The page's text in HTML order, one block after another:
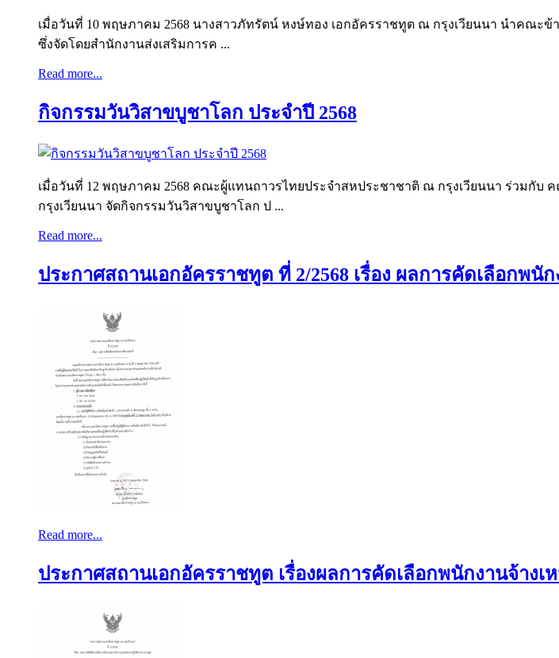
เมื่อวันที่ 10 พฤษภาคม 2568 นางสาวภัทรัตน์ หงษ์ทอง เอกอัครราชทูต ณ กรุงเวียนนา นำคณะข้า
ซึ่งจัดโดยสำนักงานส่งเสริมการค ...
Read more...
กิจกรรมวันวิสาขบูชาโลก ประจำปี 2568
เมื่อวันที่ 12 พฤษภาคม 2568 คณะผู้แทนถาวรไทยประจำสหประชาชาติ ณ กรุงเวียนนา ร่วมกั
กรุงเวียนนา จัดกิจกรรมวันวิสาขบูชาโลก ป ...
Read more...
ประกาศสถานเอกอัครราชทูต ที่ 2/2568 เรื่อง ผลการคัดเลือกพนั
Read more...
ประกาศสถานเอกอัครราชทูต เรื่องผลการคัดเลือกพนักงานจ้าง